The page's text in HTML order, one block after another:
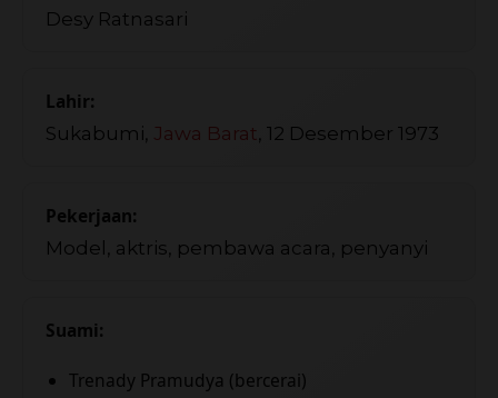
Desy Ratnasari
Lahir:
Sukabumi, Jawa Barat , 12 Desember 1973
Pekerjaan:
Model, aktris, pembawa acara, penyanyi
Suami:
Trenady Pramudya (bercerai)